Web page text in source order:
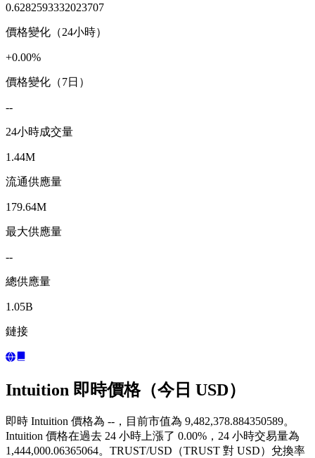
0.6282593332023707
價格變化（24小時）
+0.00%
價格變化（7日）
--
24小時成交量
1.44M
流通供應量
179.64M
最大供應量
--
總供應量
1.05B
鏈接
Intuition 即時價格（今日 USD）
即時 Intuition 價格為 --，目前市值為 9,482,378.884350589。
Intuition 價格在過去 24 小時上漲了 0.00%，24 小時交易量為
1,444,000.06365064。TRUST/USD（TRUST 對 USD）兌換率